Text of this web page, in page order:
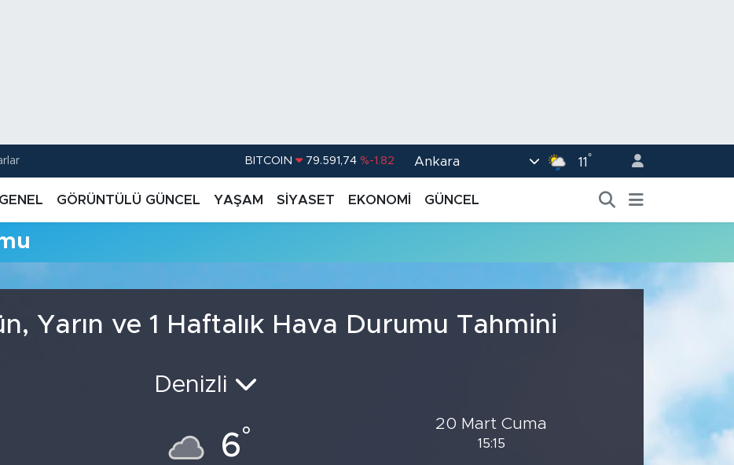
BITCOIN 79.591,74 %-1.82 Ankara 11 °
GENEL GÖRÜNTÜLÜ GÜNCEL YAŞAM SİYASET EKONOMİ GÜNCEL
Yarın ve 1 Haftalık Hava Durumu Tahmini
Denizli
6°
20 Mart Cuma
15:15